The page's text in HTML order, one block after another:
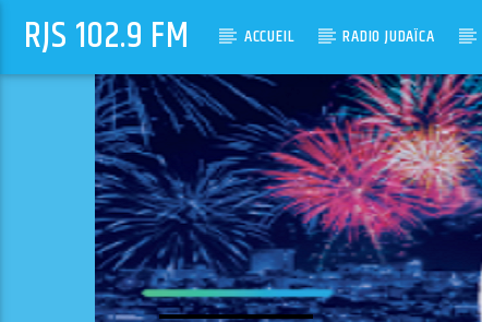
RJS 102.9 FM ACCUEIL RADIO JUDAÏCA